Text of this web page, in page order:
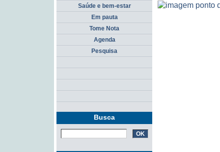
Saúde e bem-estar
Em pauta
Tome Nota
Agenda
Pesquisa
Busca